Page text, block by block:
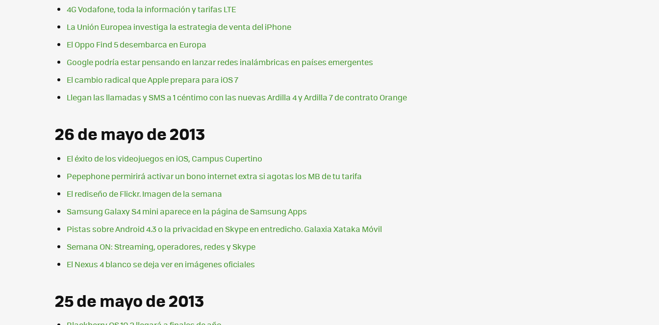
4G Vodafone, toda la información y tarifas LTE
La Unión Europea investiga la estrategia de venta del iPhone
El Oppo Find 5 desembarca en Europa
Google podría estar pensando en lanzar redes inalámbricas en países emergentes
El cambio radical que Apple prepara para iOS 7
Llegan las llamadas y SMS a 1 céntimo con las nuevas Ardilla 4 y Ardilla 7 de contrato Orange
26 de mayo de 2013
El éxito de los videojuegos en iOS, Campus Cupertino
Pepephone permirirá activar un bono internet extra si agotas los MB de tu tarifa
El rediseño de Flickr. Imagen de la semana
Samsung Galaxy S4 mini aparece en la página de Samsung Apps
Pistas sobre Android 4.3 o la privacidad en Skype en entredicho. Galaxia Xataka Móvil
Semana ON: Streaming, operadores, redes y Skype
El Nexus 4 blanco se deja ver en imágenes oficiales
25 de mayo de 2013